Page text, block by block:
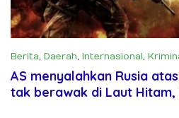
Berita, Daerah, Internasional,
AS menyalahkan Rusia
tak berawak di Laut Hitam,